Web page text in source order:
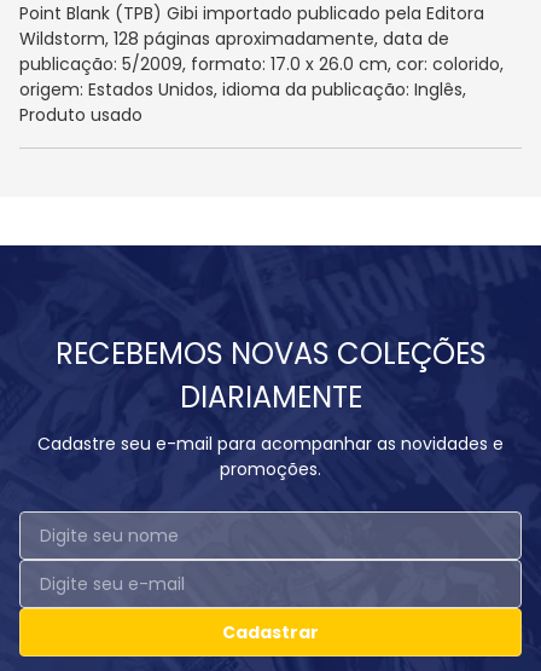
Point Blank (TPB) Gibi importado publicado pela Editora
Wildstorm, 128 páginas aproximadamente, data de
publicação: 5/2009, formato: 17.0 x 26.0 cm, cor: colorido,
origem: Estados Unidos, idioma da publicação: Inglês,
Produto usado
RECEBEMOS NOVAS COLEÇÕES
DIARIAMENTE
Cadastre seu e-mail para acompanhar as novidades e
promoções.
Cadastrar